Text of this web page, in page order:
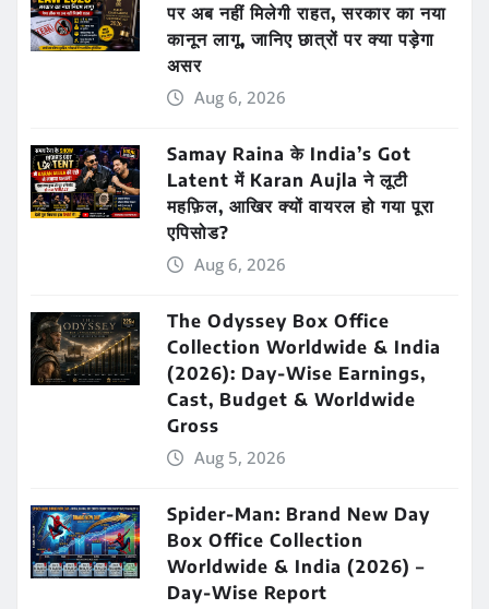
पर अब नहीं मिलेगी राहत, सरकार का नया
कानून लागू, जानिए छात्रों पर क्या पड़ेगा
असर
Aug 6, 2026
Samay Raina के India’s Got
Latent में Karan Aujla ने लूटी
महफ़िल, आखिर क्यों वायरल हो गया पूरा
एपिसोड?
Aug 6, 2026
The Odyssey Box Office
Collection Worldwide & India
(2026): Day-Wise Earnings,
Cast, Budget & Worldwide
Gross
Aug 5, 2026
Spider-Man: Brand New Day
Box Office Collection
Worldwide & India (2026) –
Day-Wise Report